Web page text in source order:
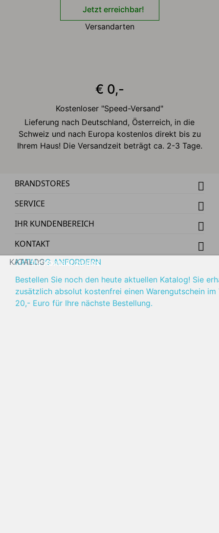
Jetzt erreichbar!
Versandarten
€ 0,-
Kostenloser "Speed-Versand"
Lieferung nach Deutschland, Österreich, in die
Schweiz und nach Europa kostenlos direkt bis zu
Ihrem Haus! Die Versandzeit beträgt ca. 2-3 Tage.
BRANDSTORES
SERVICE
IHR KUNDENBEREICH
KONTAKT
KATALOG
KATALOG ANFORDERN
Bestellen Sie noch den heute aktuellen Katalog! Sie
zusätzlich absolut kostenfrei einen Warengutschein im
20,- Euro für Ihre nächste Bestellung.
Ihr Kontakt zu uns